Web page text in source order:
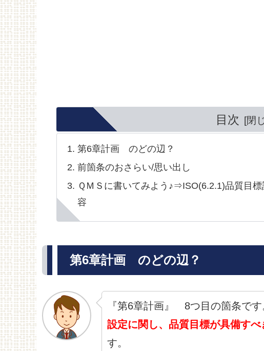
目次
第6章計画 のどの辺？
前箇条のおさらい/思い出し
ＱＭＳに書いてみよう♪⇒ISO(6.2.1)品質目
容
第6章計画 のどの辺？
『第6章計画』 8つ目の箇条で
設定に関し、品質目標が具備す
す。